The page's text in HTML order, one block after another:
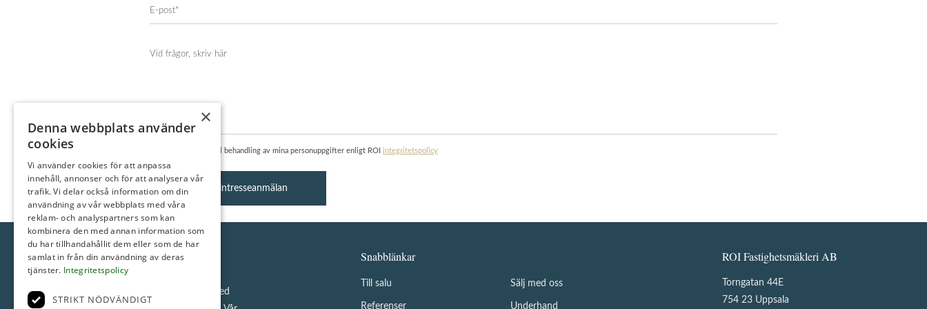
Jag samtycker till behandling av mina personuppgifter enligt ROI integritetspolicy
▼ Läs mer
Vi är ett klassiskt fastighetsmäklarföretag med
Snabblänkar
Till salu Sälj med oss
Referenser Underhand
ROI Fastighetsmäkleri AB
Torngatan 44E
754 23 Uppsala
×
Denna webbplats använder
cookies
Vi använder cookies för att anpassa
innehåll, annonser och för att analysera vår
trafik. Vi delar också information om din
användning av vår webbplats med våra
reklam- och analyspartners som kan
kombinera den med annan information som
du har tillhandahållit dem eller som de har
samlat in från din användning av deras
tjänster. Integritetspolicy
STRIKT NÖDVÄNDIGT